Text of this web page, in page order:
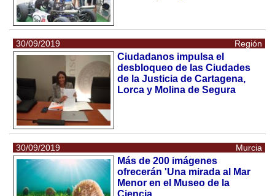
30/09/2019 Región
Ciudadanos impulsa el
desbloqueo de las Ciudades
de la Justicia de Cartagena,
Lorca y Molina de Segura
30/09/2019 Murcia
Más de 200 imágenes
ofrecerán 'Una mirada al Mar
Menor en el Museo de la